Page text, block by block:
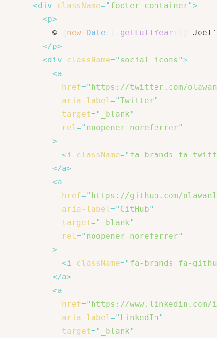
<div className=" footer-container">
<p>
          ©
new Date getFullYear
</p>
<div className=" social_icons ">
<a
href=" https://twitter.com/
aria-label ="Twitter"
target=" _blank"
rel =" noopener noreferrer"
>
<i className=" fa-brands fa-
</a>
<a
href=" https://github.com/
aria-label =" GitHub"
target=" _blank"
rel =" noopener noreferrer"
>
<i className=" fa-brands fa-
</a>
<a
href=" https://
aria-label =" LinkedIn"
target=" _blank"